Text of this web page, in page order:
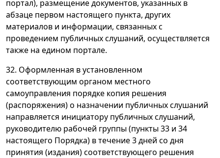
портал), размещение документов, указанных в
абзаце первом настоящего пункта, других
материалов и информации, связанных с
проведением публичных слушаний, осуществляется
также на едином портале.
32. Оформленная в установленном
соответствующим органом местного
самоуправления порядке копия решения
(распоряжения) о назначении публичных слушаний
направляется инициатору публичных слушаний,
руководителю рабочей группы (пункты 33 и 34
настоящего Порядка) в течение 3 дней со дня
принятия (издания) соответствующего решения